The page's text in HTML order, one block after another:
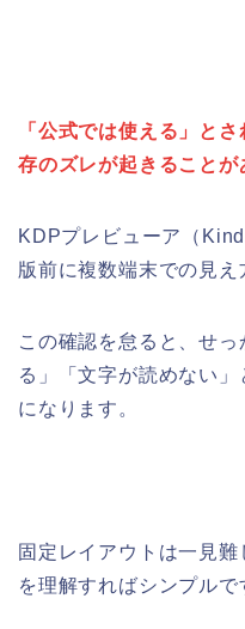
「公式では使える」と
存のズレが起きることが
KDPプレビューア（
版前に複数端末での見え
この確認を怠ると、せ
る」「文字が読めない
になります。
固定レイアウトは一見
を理解すればシンプルで